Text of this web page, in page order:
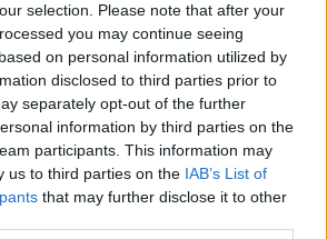
selection. Please note that after your
you may continue seeing
on personal information utilized by
disclosed to third parties prior to
separately opt-out of the further
information by third parties on the
participants. This information may
us to third parties on the IAB’s List of
that may further disclose it to other